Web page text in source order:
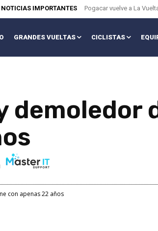
NOTICIAS IMPORTANTES Pogacar vuelve a La
GRANDES VUELTAS CICLISTAS
demoledor
con apenas 22 años